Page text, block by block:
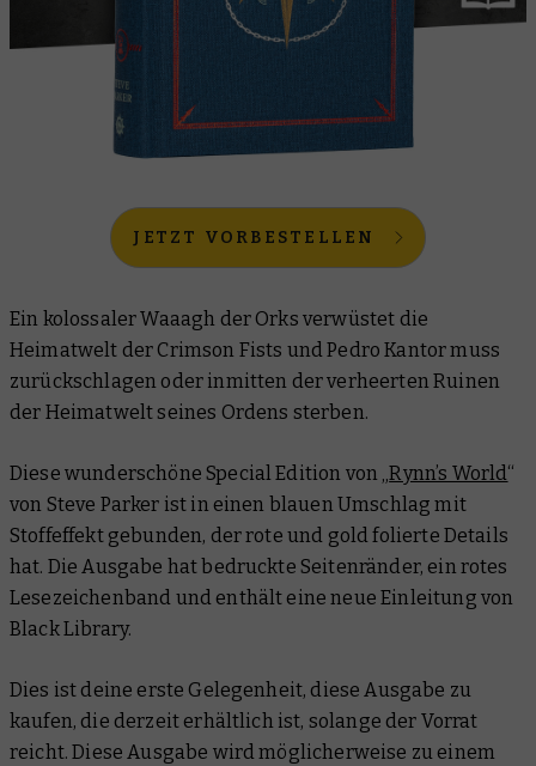
JETZT VORBESTELLEN
Ein kolossaler Waaagh der Orks verwüstet die
Heimatwelt der Crimson Fists und Pedro Kantor muss
zurückschlagen oder inmitten der verheerten Ruinen
der Heimatwelt seines Ordens sterben.
Diese wunderschöne Special Edition von „Rynn’s World“
von Steve Parker ist in einen blauen Umschlag mit
Stoffeffekt gebunden, der rote und gold folierte Details
hat. Die Ausgabe hat bedruckte Seitenränder, ein rotes
Lesezeichenband und enthält eine neue Einleitung von
Black Library.
Dies ist deine erste Gelegenheit, diese Ausgabe zu
kaufen, die derzeit erhältlich ist, solange der Vorrat
reicht. Diese Ausgabe wird möglicherweise zu einem